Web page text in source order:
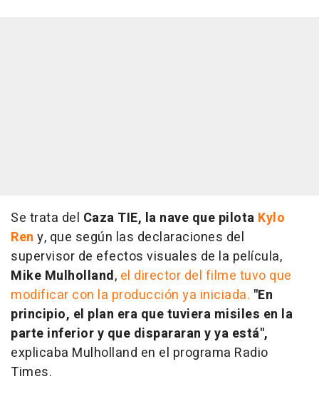
Se trata del Caza TIE, la nave que pilota Kylo
Ren y, que según las declaraciones del
supervisor de efectos visuales de la película,
Mike Mulholland, el director del filme tuvo que
modificar con la producción ya iniciada. "En
principio, el plan era que tuviera misiles en la
parte inferior y que dispararan y ya está",
explicaba Mulholland en el programa Radio
Times.